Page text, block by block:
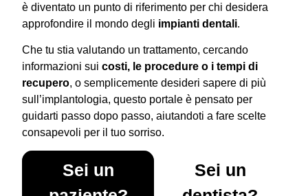
è diventato un punto di riferimento per chi desidera
approfondire il mondo degli impianti dentali.
Che tu stia valutando un trattamento, cercando
informazioni sui costi, le procedure o i tempi di
recupero, o semplicemente desideri sapere di più
sull’implantologia, questo portale è pensato per
guidarti passo dopo passo, aiutandoti a fare scelte
consapevoli per il tuo sorriso.
Sei un
Sei un